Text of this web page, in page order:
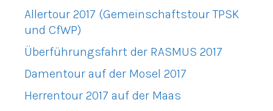
Allertour 2017 (Gemeinschaftstour TPSK
und CfWP)
Überführungsfahrt der RASMUS 2017
Damentour auf der Mosel 2017
Herrentour 2017 auf der Maas